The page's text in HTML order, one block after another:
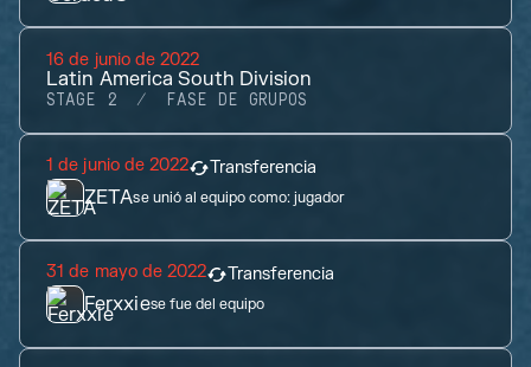
16 de junio de 2022
Latin America South Division
STAGE 2 FASE DE GRUPOS
1 de junio de 2022 Transferencia
ZETAse unió al equipo como:jugador
31 de mayo de 2022 Transferencia
Ferxxiese fue del equipo